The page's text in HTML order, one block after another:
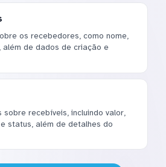
os recebedores, como nome,
além de dados de criação e
sobre recebíveis, incluindo valor,
status, além de detalhes do